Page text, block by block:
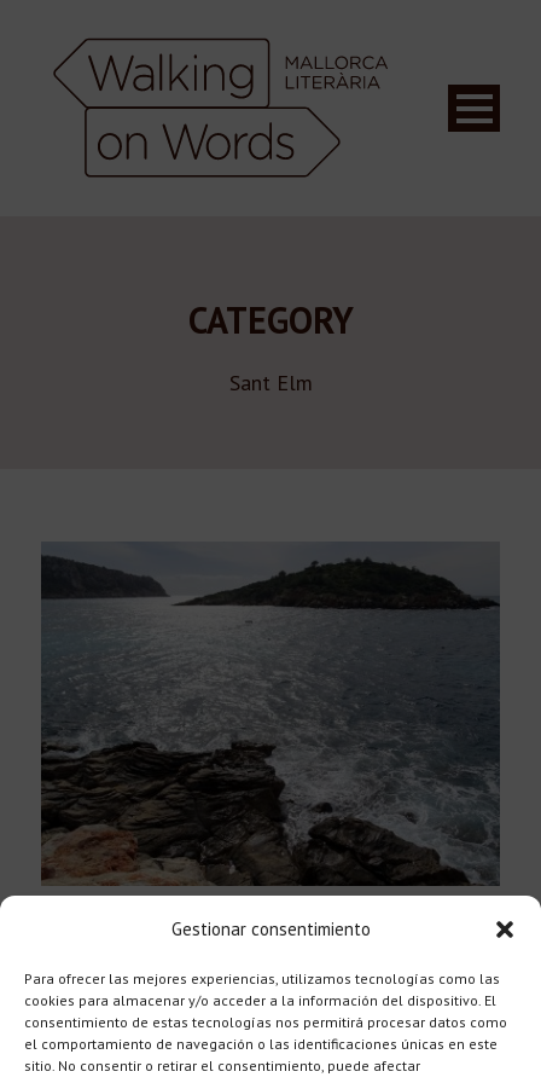
Gestionar consentimiento
Para ofrecer las mejores experiencias, utilizamos tecnologías como las
cookies para almacenar y/o acceder a la información del dispositivo. El
consentimiento de estas tecnologías nos permitirá procesar datos como
el comportamiento de navegación o las identificaciones únicas en este
sitio. No consentir o retirar el consentimiento, puede afectar
Català
CATEGORY
Sant Elm
Es Pantaleu